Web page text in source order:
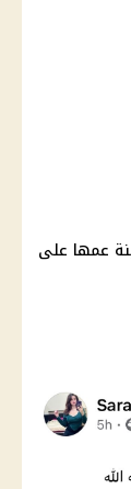
عمها على